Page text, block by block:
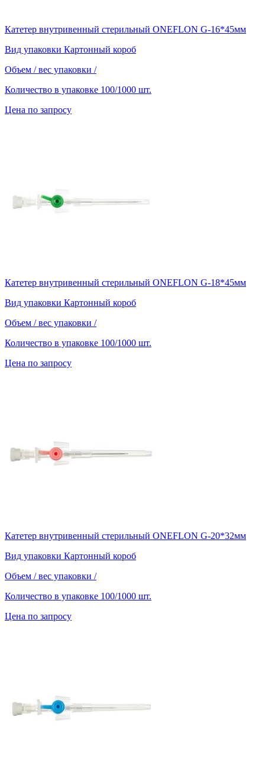
Катетер внутривенный стерильный ONEFLON G-16*45мм
Вид упаковки Картонный короб
Объем / вес упаковки /
Количество в упаковке 100/1000 шт.
Цена по запросу
Катетер внутривенный стерильный ONEFLON G-18*45мм
Вид упаковки Картонный короб
Объем / вес упаковки /
Количество в упаковке 100/1000 шт.
Цена по запросу
Катетер внутривенный стерильный ONEFLON G-20*32мм
Вид упаковки Картонный короб
Объем / вес упаковки /
Количество в упаковке 100/1000 шт.
Цена по запросу